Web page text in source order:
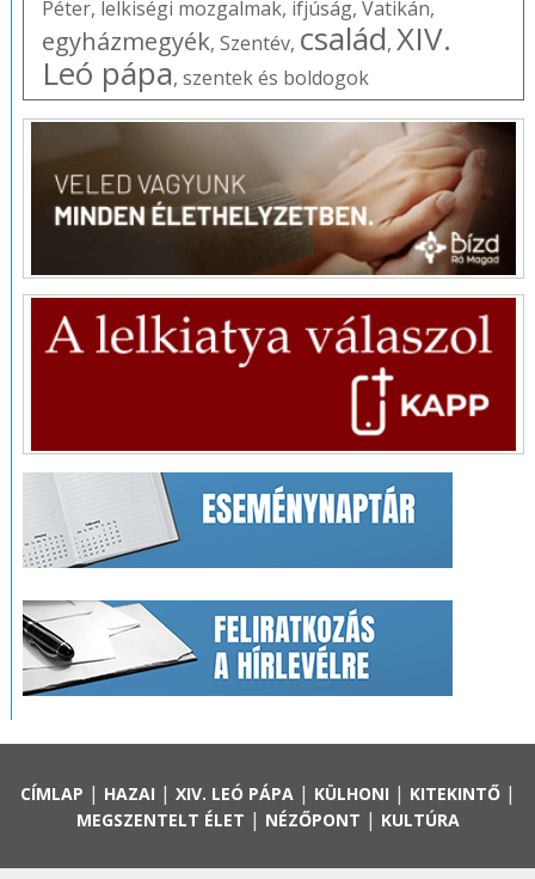
Péter, lelkiségi mozgalmak, ifjúság, Vatikán,
egyházmegyék, Szentév, család, XIV.
Leó pápa, szentek és boldogok
CÍMLAP | HAZAI | XIV. LEÓ PÁPA| KÜLHONI | KITEKINTŐ|
MEGSZENTELT ÉLET | NÉZŐPONT | KULTÚRA